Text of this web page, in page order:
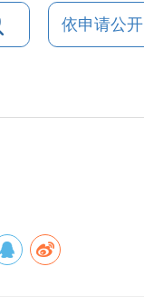
依申请公开